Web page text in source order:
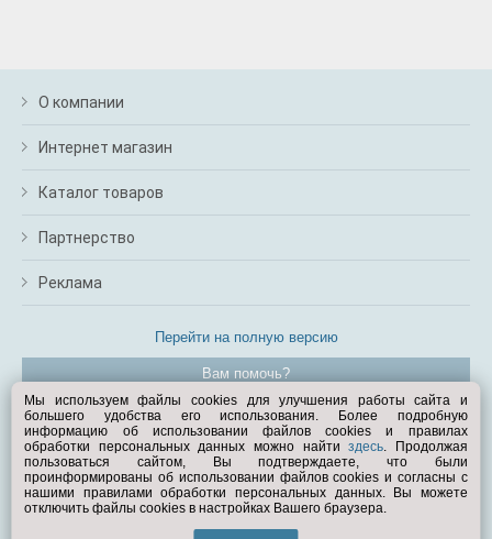
О компании
Интернет магазин
Каталог товаров
Партнерство
Реклама
Перейти на полную версию
Вам помочь?
© Exist.ru 1998—2026
Мы используем файлы cookies для улучшения работы сайта и
большего удобства его использования. Более подробную
информацию об использовании файлов cookies и правилах
обработки персональных данных можно найтиздесь. Продолжая
пользоваться сайтом, Вы подтверждаете, что были
проинформированы об использовании файлов cookies и согласны с
нашими правилами обработки персональных данных. Вы можете
отключить файлы cookies в настройках Вашего браузера.